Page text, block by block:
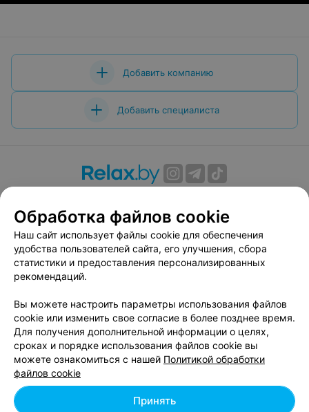
Добавить компанию
Добавить специалиста
Вакансии
Публичный договор
Способы оплаты
Публичный договор по использованию сервиса
«Афиша»
Пользовательское соглашение
Связаться по вопросам сотрудничества
Написать руководителю relax.by
Персональные настройки cookie
Обработка персональных данных
Обработка файлов cookie
Наш сайт использует файлы cookie для обеспечения
удобства пользователей сайта, его улучшения, сбора
статистики и предоставления персонализированных
рекомендаций.
Вы можете настроить параметры использования файлов
cookie или изменить свое согласие в более позднее время.
Для получения дополнительной информации о целях,
сроках и порядке использования файлов cookie вы
можете ознакомиться с нашей Политикой обработки
файлов cookie
Принять